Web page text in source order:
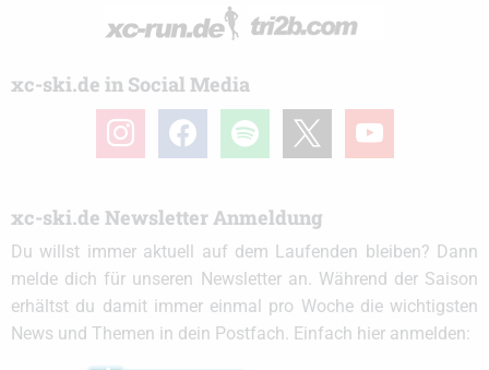
xc-ski.de in Social Media
instagramfacebook spotify youtube
xc-ski.de Newsletter Anmeldung
Du willst immer aktuell auf dem Laufenden bleiben? Dann
melde dich für unseren Newsletter an. Während der Saison
erhältst du damit immer einmal pro Woche die wichtigsten
News und Themen in dein Postfach. Einfach hier anmelden: